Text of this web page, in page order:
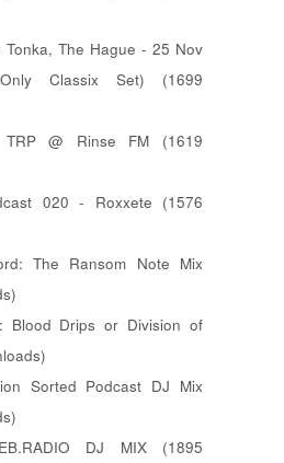
Tonka, The Hague - 25 Nov
Classix Set) (1699
@ Rinse FM (1619
020 - Roxxete (1576
The Ransom Note Mix
Blood Drips or Division of
Sorted Podcast DJ Mix
DJ MIX (1895